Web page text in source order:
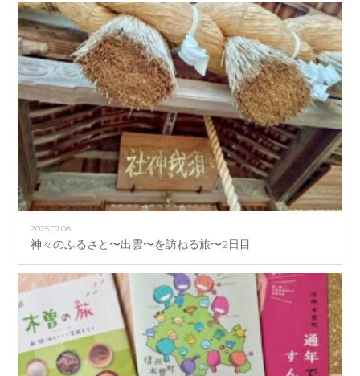
2025.07.08
神々のふるさと〜出雲〜を訪ねる旅〜2日目